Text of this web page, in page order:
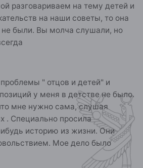
разговариваем на тему детей и
на наши советы, то она
не были. Вы молча слушали, но
" отцов и детей" и
у меня в детстве не было.
мне нужно сама, слушая
. Специально просила
историю из жизни. Они
Мое дело было